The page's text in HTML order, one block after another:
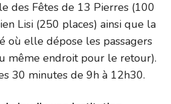
des Fêtes de 13 Pierres (100
Lisi (250 places) ainsi que la
où elle dépose les passagers
même endroit pour le retour).
30 minutes de 9h à 12h30.